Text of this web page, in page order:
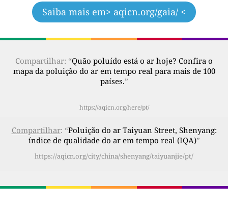
Saiba mais em> aqicn.org/gaia/ <
Compartilhar: “Quão poluído está o ar hoje? Confira o
mapa da poluição do ar em tempo real para mais de 100
países.”
https://aqicn.org/here/pt/
Compartilhar: “Poluição do ar Taiyuan Street, Shenyang:
índice de qualidade do ar em tempo real (IQA)”
https://aqicn.org/city/china/shenyang/taiyuanjie/pt/